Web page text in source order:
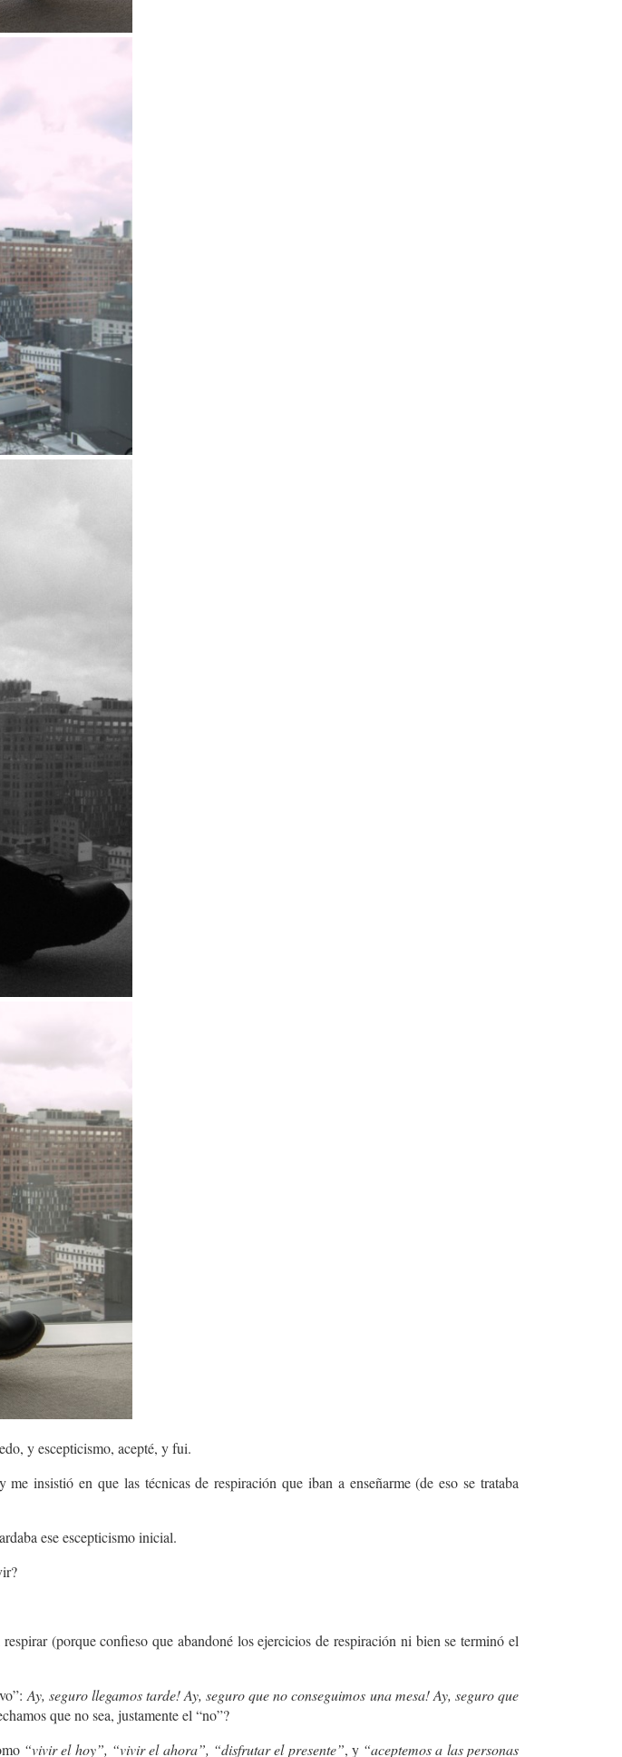
y escepticismo, acepté, y fui.
insistió en que las técnicas de respiración que iban a enseñarme (de eso se trataba
ese escepticismo inicial.
(porque confieso que abandoné los ejercicios de respiración ni bien se terminó el
Ay, seguro llegamos tarde! Ay, seguro que no conseguimos una mesa! Ay, seguro que
que no sea, justamente el “no”?
“vivir el hoy”, “vivir el ahora”, “disfrutar el presente”, y “aceptemos a las personas